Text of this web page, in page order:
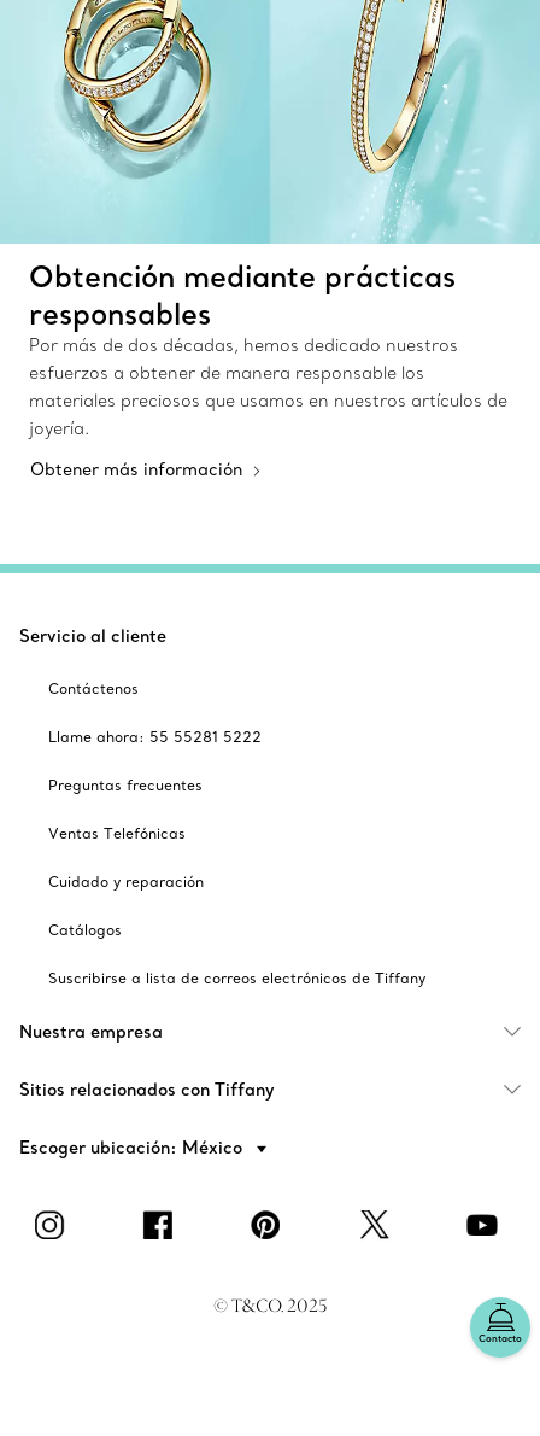
Obtención mediante prácticas
responsables
Por más de dos décadas, hemos dedicado nuestros
esfuerzos a obtener de manera responsable los
materiales preciosos que usamos en nuestros artículos de
joyería.
Obtener más información
Contacto
Servicio al cliente
Contáctenos
Llame ahora: 55 55281 5222
Preguntas frecuentes
Ventas Telefónicas
Cuidado y reparación
Catálogos
Suscribirse a lista de correos electrónicos de Tiffany
Nuestra empresa
Sitios relacionados con Tiffany
Escoger ubicación: México
© T&CO. 2025